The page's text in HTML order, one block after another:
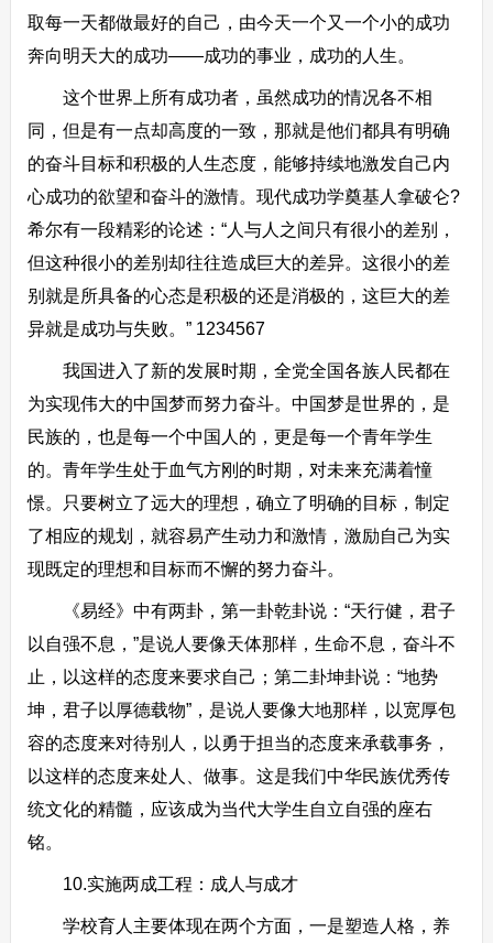
取每一天都做最好的自己，由今天一个又一个小的成功
奔向明天大的成功——成功的事业，成功的人生。
这个世界上所有成功者，虽然成功的情况各不相
同，但是有一点却高度的一致，那就是他们都具有明确
的奋斗目标和积极的人生态度，能够持续地激发自己内
心成功的欲望和奋斗的激情。现代成功学奠基人拿破仑?
希尔有一段精彩的论述：“人与人之间只有很小的差别，
但这种很小的差别却往往造成巨大的差异。这很小的差
别就是所具备的心态是积极的还是消极的，这巨大的差
异就是成功与失败。” 1234567
我国进入了新的发展时期，全党全国各族人民都在
为实现伟大的中国梦而努力奋斗。中国梦是世界的，是
民族的，也是每一个中国人的，更是每一个青年学生
的。青年学生处于血气方刚的时期，对未来充满着憧
憬。只要树立了远大的理想，确立了明确的目标，制定
了相应的规划，就容易产生动力和激情，激励自己为实
现既定的理想和目标而不懈的努力奋斗。
《易经》中有两卦，第一卦乾卦说：“天行健，君子
以自强不息，”是说人要像天体那样，生命不息，奋斗不
止，以这样的态度来要求自己；第二卦坤卦说：“地势
坤，君子以厚德载物”，是说人要像大地那样，以宽厚包
容的态度来对待别人，以勇于担当的态度来承载事务，
以这样的态度来处人、做事。这是我们中华民族优秀传
统文化的精髓，应该成为当代大学生自立自强的座右
铭。
10.实施两成工程：成人与成才
学校育人主要体现在两个方面，一是塑造人格，养